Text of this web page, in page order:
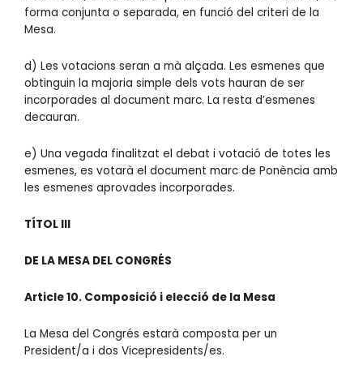
forma conjunta o separada, en funció del criteri de la
Mesa.
d) Les votacions seran a mà alçada. Les esmenes que
obtinguin la majoria simple dels vots hauran de ser
incorporades al document marc. La resta d’esmenes
decauran.
e) Una vegada finalitzat el debat i votació de totes les
esmenes, es votarà el document marc de Ponència amb
les esmenes aprovades incorporades.
TÍTOL III
DE LA MESA DEL CONGRÉS
Article 10. Composició i elecció de la Mesa
La Mesa del Congrés estarà composta per un
President/a i dos Vicepresidents/es.